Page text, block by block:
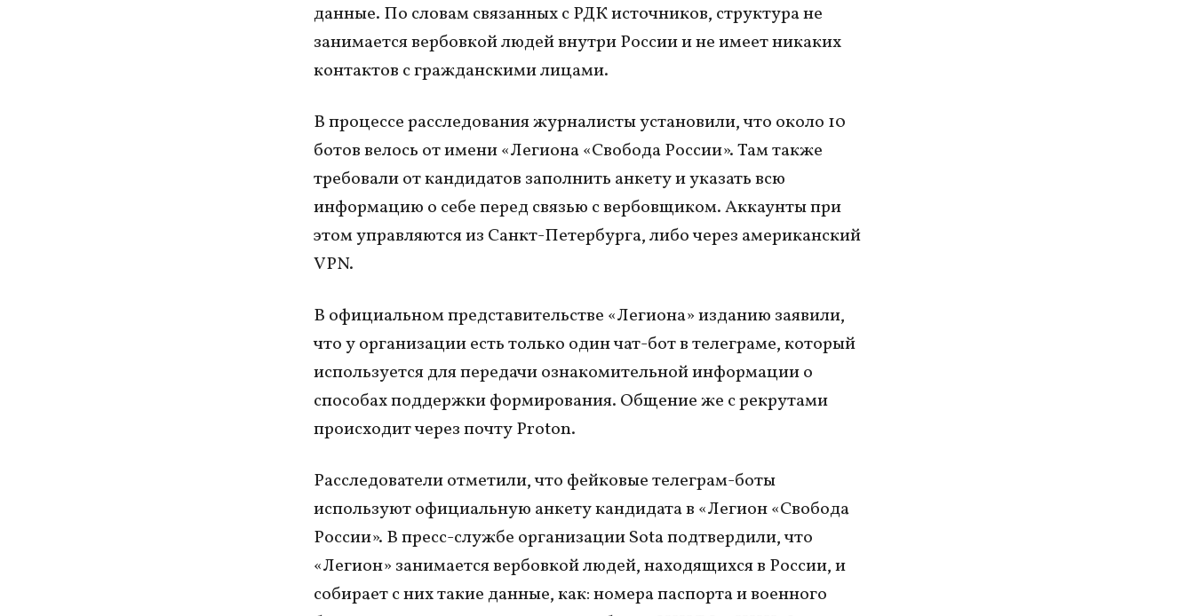
данные. По словам связанных с РДК источников, структура не
занимается вербовкой людей внутри России и не имеет никаких
контактов с гражданскими лицами.
В процессе расследования журналисты установили, что около 10
ботов велось от имени «Легиона «Свобода России». Там также
требовали от кандидатов заполнить анкету и указать всю
информацию о себе перед связью с вербовщиком. Аккаунты при
этом управляются из Санкт-Петербурга, либо через американский
VPN.
В официальном представительстве «Легиона» изданию заявили,
что у организации есть только один чат-бот в телеграме, который
используется для передачи ознакомительной информации о
способах поддержки формирования. Общение же с рекрутами
происходит через почту Proton.
Расследователи отметили, что фейковые телеграм-боты
используют официальную анкету кандидата в «Легион «Свобода
России». В пресс-службе организации Sota подтвердили, что
«Легион» занимается вербовкой людей, находящихся в России, и
собирает с них такие данные, как: номера паспорта и военного